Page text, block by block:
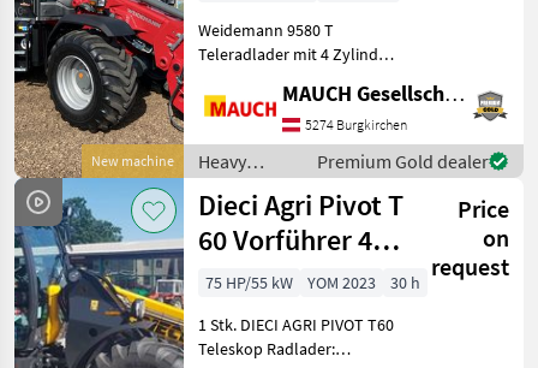
New machine
Weidemann 9580 T
Teleradlader mit 4 Zylinder
Hydrostatischer
Allradantrieb, 100%
Differentialsperre,
Schwimmstellung für
Hubzylinder, Komfortkab
MAUCH Gesellschaft m.b.H. & Co.KG
5274 Burgkirchen
Heavy
equipment/
construction
machines /
Weidemann
Premium Gold dealer
Dieci Agri Pivot T
60 Vorführer 40
Km/h uvm.
Price
on
request
75 HP/55 kW YOM 2023
30 h
1 Stk. DIECI AGRI PIVOT T60
Teleskop Radlader: